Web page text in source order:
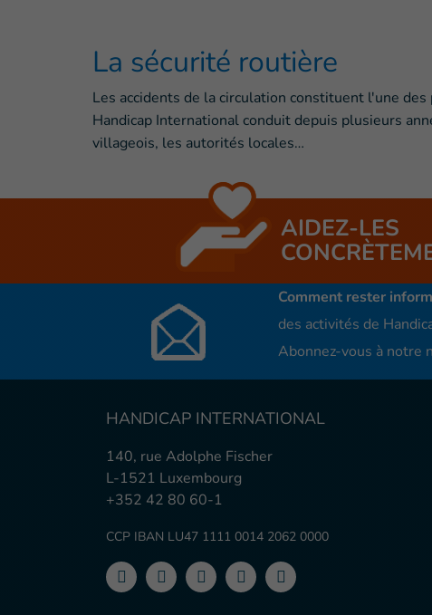
La sécurité routière
Les accidents de la circulation constituent l'une
Handicap International conduit depuis plusieurs
villageois, les autorités locales…
AIDEZ-LES
Comment rester
des activités de
Abonnez-vous à notre
HANDICAP INTERNATIONAL
140, rue Adolphe Fischer
L-1521 Luxembourg
+352 42 80 60-1
CCP IBAN LU47 1111 0014 2062 0000